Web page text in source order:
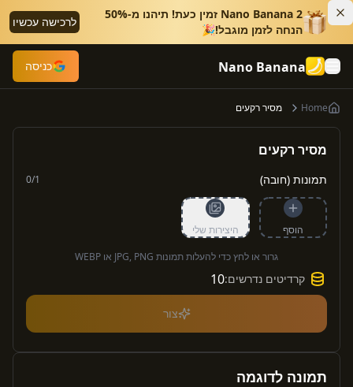
Nano Banana 2 זמין כעת! תיהנו מ-50%
הנחה לזמן מוגבל!🎉
לרכישה עכשיו
Nano Banana כניסה
Home מסיר רקעים
מסיר רקעים
תמונות (חובה) 0/1
הוסף
היצירות שלי
גרור או לחץ כדי להעלות תמונות JPG, PNG או WEBP
קרדיטים נדרשים:
10
צור
תמונה לדוגמה